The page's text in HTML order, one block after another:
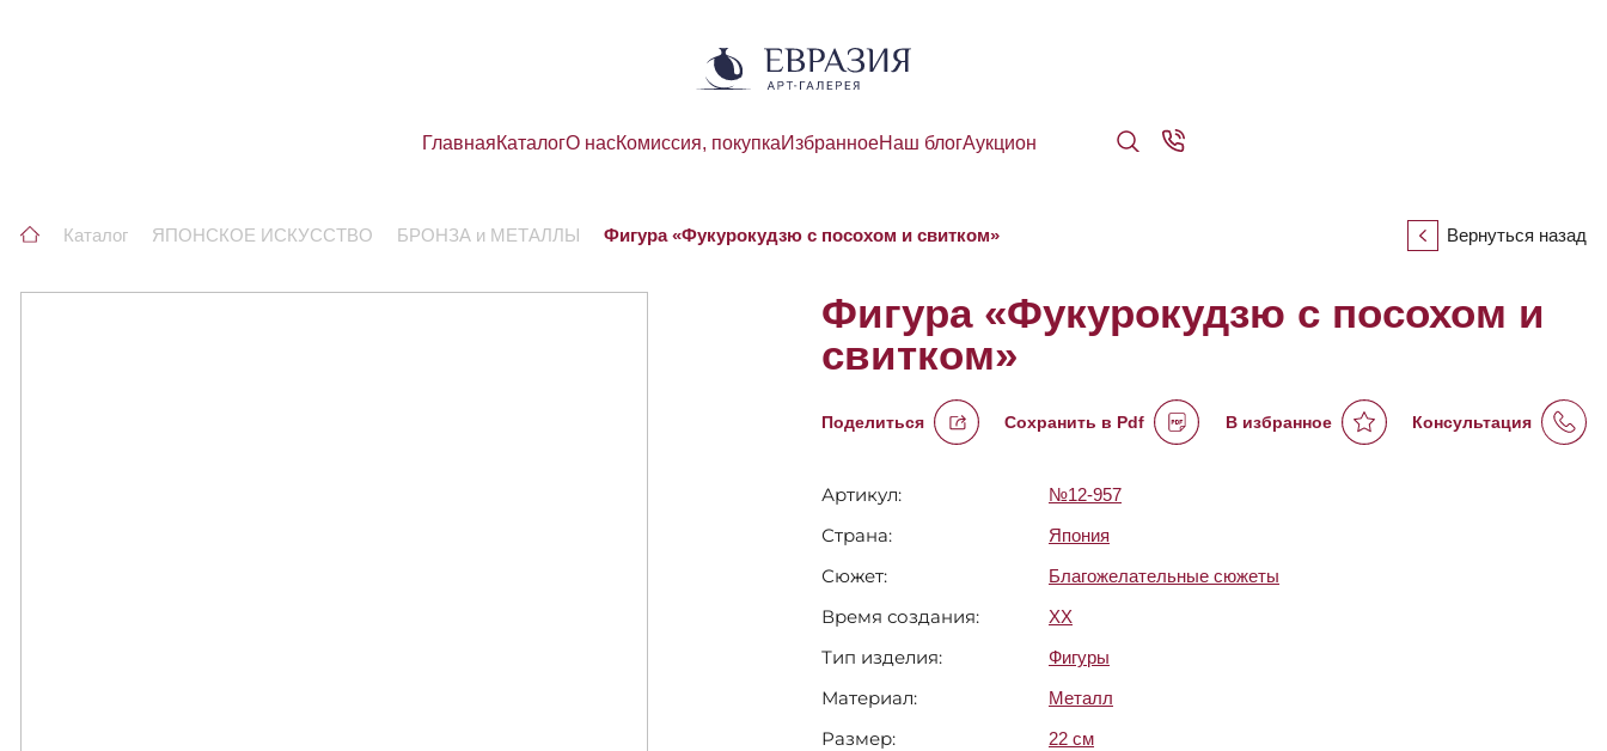
ГлавнаяКаталогО насКомиссия, покупкаИзбранноеНаш блогАукцион
Каталог ЯПОНСКОЕ ИСКУССТВО БРОНЗА и МЕТАЛЛЫ Фигура «Фукурокудзю с посохом и свитком» Вернуться назад
Фигура «Фукурокудзю с посохом и
свитком»
Поделиться Сохранить в Pdf В избранное Консультация
Артикул: №12-957
Страна: Япония
Сюжет: Благожелательные сюжеты
Время создания: XX
Тип изделия: Фигуры
Материал: Металл
Размер: 22 см